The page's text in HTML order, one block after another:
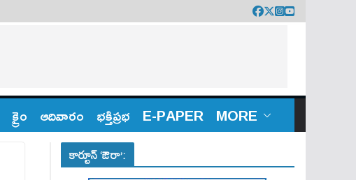
క్రైం ఆదివారం భక్తిప్రభ E-PAPER MORE
కార్టూన్ ‘ఔరా’: